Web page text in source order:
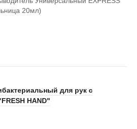
20мл)
для рук с
HAND"